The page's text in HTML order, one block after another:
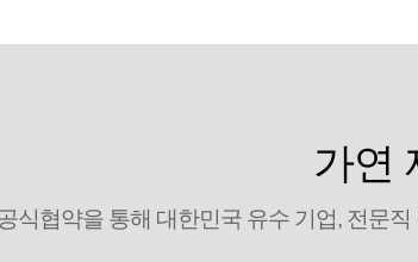
가연
식협약을 통해 대한민국 유수 기업, 전문